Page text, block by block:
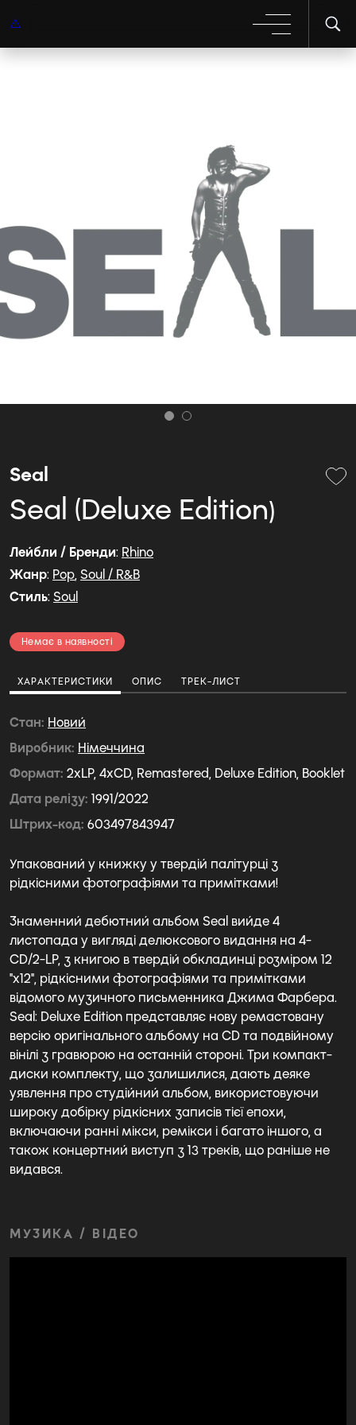
Seal
Seal (Deluxe Edition)
Лейбли / Бренди: Rhino
Жанр: Pop, Soul / R&B
Стиль: Soul
Немає в наявності
ХАРАКТЕРИСТИКИ ОПИС ТРЕК-ЛИСТ
Стан Новий
Виробник Німеччина
Формат 2xLP, 4xCD, Remastered, Deluxe Edition, Booklet
Дата релізу 1991/2022
Штрих-код 603497843947
Упакований у книжку у твердій палітурці з
рідкісними фотографіями та примітками!
Знаменний дебютний альбом Seal вийде 4
листопада у вигляді делюксового видання на 4-
CD/2-LP, з книгою в твердій обкладинці розміром 12
"x12", рідкісними фотографіями та примітками
відомого музичного письменника Джима Фарбера.
Seal: Deluxe Edition представляє нову ремастовану
версію оригінального альбому на CD та подвійному
вінілі з гравюрою на останній стороні. Три компакт-
диски комплекту, що залишилися, дають деяке
уявлення про студійний альбом, використовуючи
широку добірку рідкісних записів тієї епохи,
включаючи ранні мікси, ремікси і багато іншого, а
також концертний виступ з 13 треків, що раніше не
видався.
МУЗИКА / ВІДЕО